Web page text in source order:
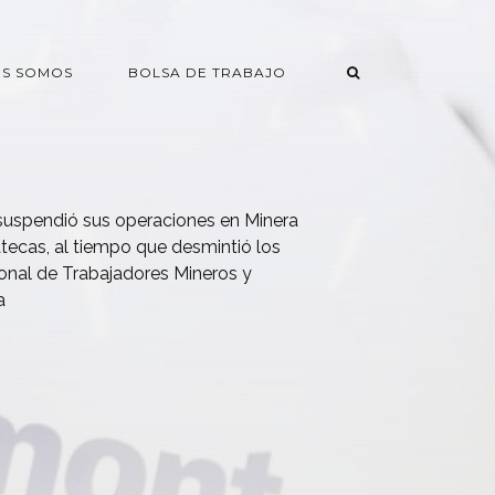
SOMOS BOLSA DE TRABAJO
sus operaciones en Minera
al tiempo que desmintió los
de Trabajadores Mineros y